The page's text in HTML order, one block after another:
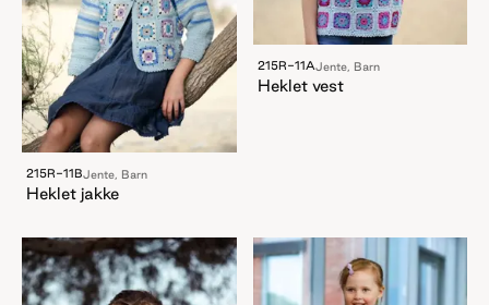
215R-11BJente, Barn
Heklet jakke
215R-11AJente, Barn
Heklet vest